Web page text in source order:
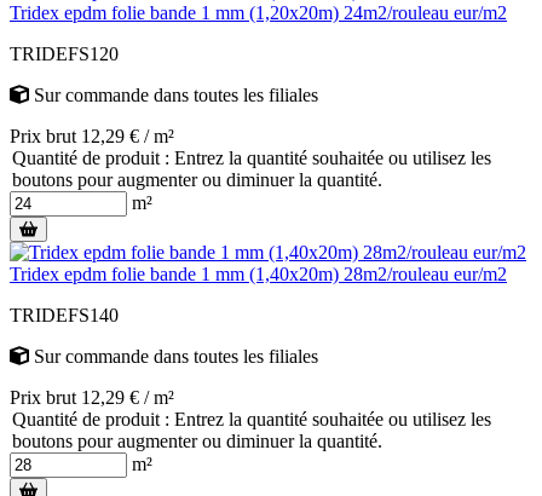
Tridex epdm folie bande 1 mm (1,20x20m) 24m2/rouleau eur/m2
TRIDEFS120
Sur commande dans toutes les filiales
Prix brut 12,29 € / m²
Quantité de produit : Entrez la quantité souhaitée ou utilisez les
boutons pour augmenter ou diminuer la quantité.
m²
Tridex epdm folie bande 1 mm (1,40x20m) 28m2/rouleau eur/m2
TRIDEFS140
Sur commande dans toutes les filiales
Prix brut 12,29 € / m²
Quantité de produit : Entrez la quantité souhaitée ou utilisez les
boutons pour augmenter ou diminuer la quantité.
m²